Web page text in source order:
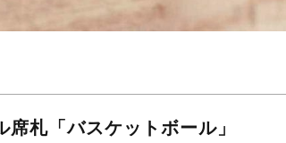
席札「バスケットボール」